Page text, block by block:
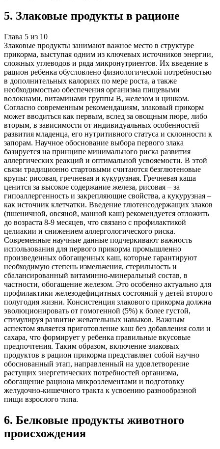
5. Злаковые продукты в рационе
Глава 5 из 10
Злаковые продукты занимают важное место в структуре
прикорма, выступая одним из ключевых источников энергии,
сложных углеводов и ряда микронутриентов. Их введение в
рацион ребенка обусловлено физиологической потребностью
в дополнительных калориях по мере роста, а также
необходимостью обеспечения организма пищевыми
волокнами, витаминами группы B, железом и цинком.
Согласно современным рекомендациям, злаковый прикорм
может вводиться как первым, вслед за овощным пюре, либо
вторым, в зависимости от индивидуальных особенностей
развития младенца, его нутритивного статуса и склонности к
запорам. Научное обоснование выбора первого злака
базируется на принципе минимального риска развития
аллергических реакций и оптимальной усвояемости. В этой
связи традиционно стартовыми считаются безглютеновые
крупы: рисовая, гречневая и кукурузная. Гречневая каша
ценится за высокое содержание железа, рисовая – за
гипоаллергенность и закрепляющие свойства, а кукурузная –
как источник клетчатки. Введение глютенсодержащих злаков
(пшеничной, овсяной, манной каш) рекомендуется отложить
до возраста 8-9 месяцев, что связано с профилактикой
целиакии и снижением аллергологического риска.
Современные научные данные подчеркивают важность
использования для первого прикорма промышленно
произведенных обогащенных каш, которые гарантируют
необходимую степень измельчения, стерильность и
сбалансированный витаминно-минеральный состав, в
частности, обогащение железом. Это особенно актуально для
профилактики железодефицитных состояний у детей второго
полугодия жизни. Консистенция злакового прикорма должна
эволюционировать от гомогенной (5%) к более густой,
стимулируя развитие жевательных навыков. Важным
аспектом является приготовление каш без добавления соли и
сахара, что формирует у ребенка правильные вкусовые
предпочтения. Таким образом, включение злаковых
продуктов в рацион прикорма представляет собой научно
обоснованный этап, направленный на удовлетворение
растущих энергетических потребностей организма,
обогащение рациона микроэлементами и подготовку
желудочно-кишечного тракта к усвоению разнообразной
пищи взрослого типа.
6. Белковые продукты животного
происхождения